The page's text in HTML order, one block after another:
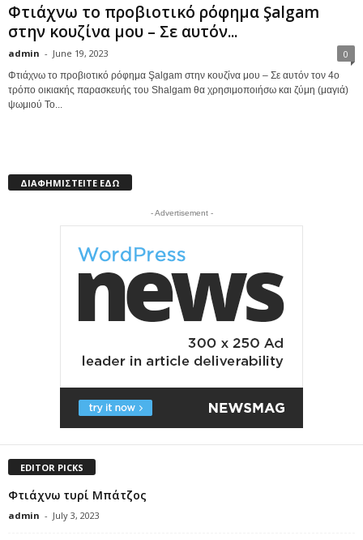
Φτιάχνω το προβιοτικό ρόφημα Şalgam
στην κουζίνα μου – Σε αυτόν...
admin - June 19, 2023 0
Φτιάχνω το προβιοτικό ρόφημα Şalgam στην κουζίνα μου – Σε αυτόν τον 4ο
τρόπο οικιακής παρασκευής του Shalgam θα χρησιμοποιήσω και ζύμη (μαγιά)
ψωμιού Το...
ΔΙΑΦΗΜΙΣΤΕΙΤΕ ΕΔΩ
- Advertisement -
EDITOR PICKS
Φτιάχνω τυρί Μπάτζος
admin - July 3, 2023